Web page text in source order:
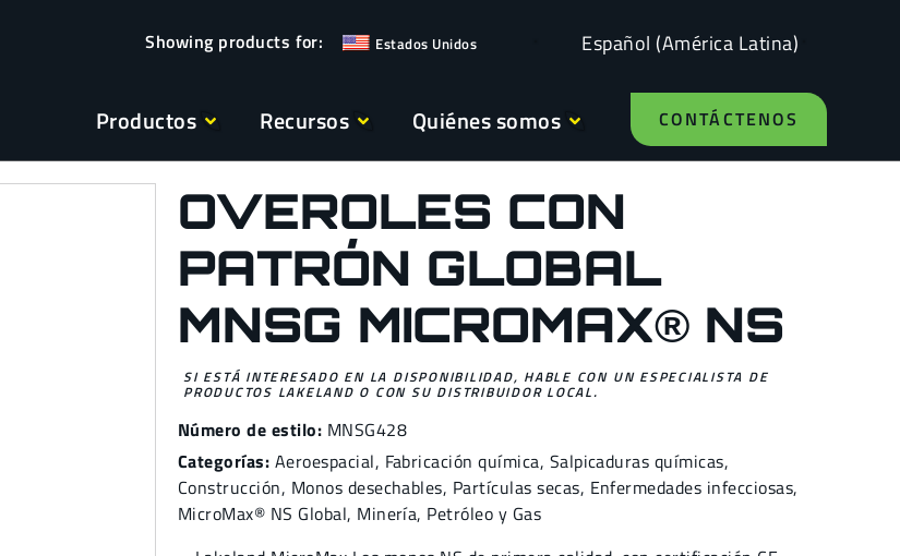
Estados Unidos Español (América Latina)
Productos Recursos Quiénes somos CONTÁCTENOS
OVEROLES CON
PATRÓN GLOBAL
MNSG MICROMAX® NS
SI ESTÁ INTERESADO EN LA DISPONIBILIDAD, HABLE CON UN ESPECIALISTA DE
PRODUCTOS LAKELAND O CON SU DISTRIBUIDOR LOCAL.
Número de estilo: MNSG428
Categorías: Aeroespacial, Fabricación química, Salpicaduras químicas,
Construcción, Monos desechables, Partículas secas, Enfermedades infecciosas,
MicroMax® NS Global, Minería, Petróleo y Gas